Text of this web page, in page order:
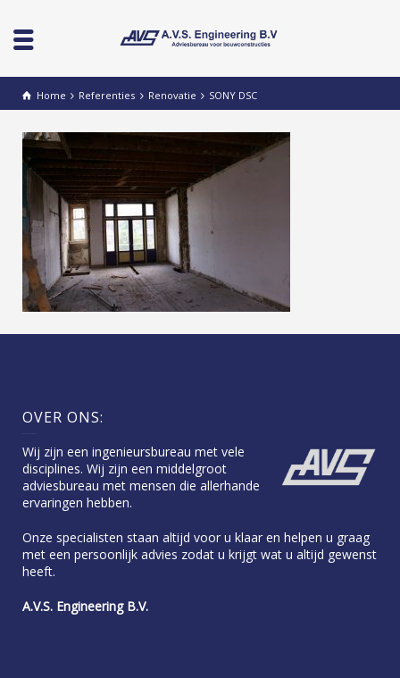
Home Referenties Renovatie SONY DSC
OVER ONS:
Wij zijn een ingenieursbureau met vele
disciplines. Wij zijn een middelgroot
adviesbureau met mensen die allerhande
ervaringen hebben.
Onze specialisten staan altijd voor u klaar en helpen u graag
met een persoonlijk advies zodat u krijgt wat u altijd gewenst
heeft.
A.V.S. Engineering B.V.